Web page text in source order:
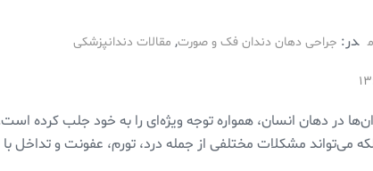
در: جراحی دهان دندان فک و صورت, مقالات دندانپزشکی
در دهان انسان، همواره توجه ویژه‌ای را به خود جلب کرده
می‌تواند مشکلات مختلفی از جمله درد، تورم، عفونت و تداخل با